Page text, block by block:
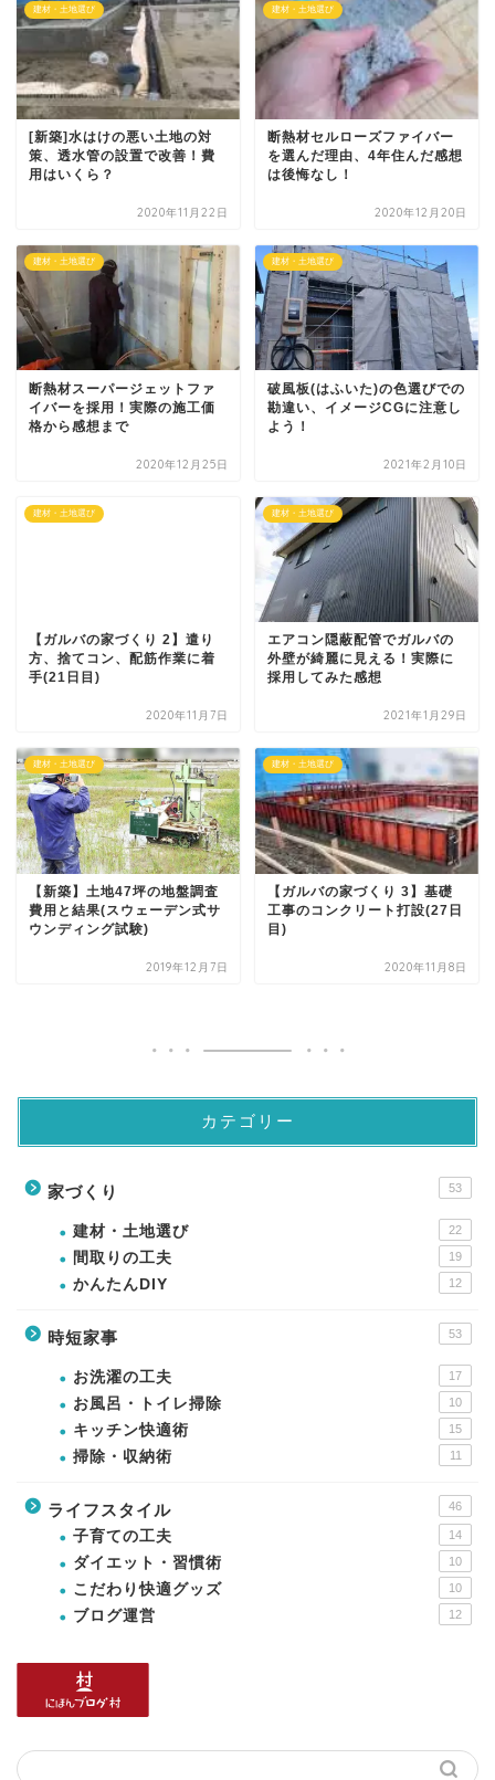
建材・土地選び
[新築]水はけの悪い土地の対
策、透水管の設置で改善！費
用はいくら？
2020年11月22日
建材・土地選び
断熱材セルローズファイバー
を選んだ理由、4年住んだ感想
は後悔なし！
2020年12月20日
建材・土地選び
断熱材スーパージェットファ
イバーを採用！実際の施工価
格から感想まで
2020年12月25日
建材・土地選び
破風板(はふいた)の色選びでの
勘違い、イメージCGに注意し
よう！
2021年2月10日
建材・土地選び
【ガルバの家づくり 2】遣り
方、捨てコン、配筋作業に着
手(21日目)
2020年11月7日
建材・土地選び
エアコン隠蔽配管でガルバの
外壁が綺麗に見える！実際に
採用してみた感想
2021年1月29日
建材・土地選び
【新築】土地47坪の地盤調査
費用と結果(スウェーデン式サ
ウンディング試験)
2019年12月7日
建材・土地選び
【ガルバの家づくり 3】基礎
工事のコンクリート打設(27日
目)
2020年11月8日
カテゴリー
家づくり 53
建材・土地選び 22
間取りの工夫 19
かんたんDIY 12
時短家事 53
お洗濯の工夫 17
お風呂・トイレ掃除 10
キッチン快適術 15
掃除・収納術 11
ライフスタイル 46
子育ての工夫 14
ダイエット・習慣術 10
こだわり快適グッズ 10
ブログ運営 12